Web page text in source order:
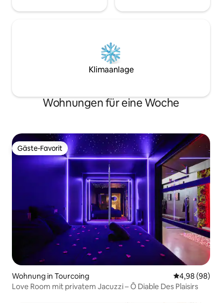
Klimaanlage
Wohnungen für eine Woche
Gäste-Favorit
Gäste-Favorit
Wohnung in Tourcoing
4,98 (98)
Love Room mit privatem Jacuzzi – Ô Diable Des Plaisirs